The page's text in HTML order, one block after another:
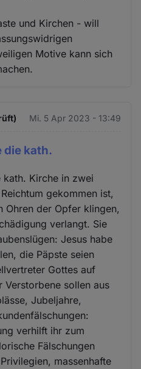
und Kirchen - will
Motive kann sich
Mi. 5 Apr 2023 - 13:49
die kath.
Kirche in zwei
gekommen ist,
Ohren der Opfer klingen,
verlangt. Sie
Jesus habe
die Päpste seien
Gottes auf
Verstorbene sollen aus
Jubeljahre,
verhilft ihr zum
Fälschungen
massenhafte